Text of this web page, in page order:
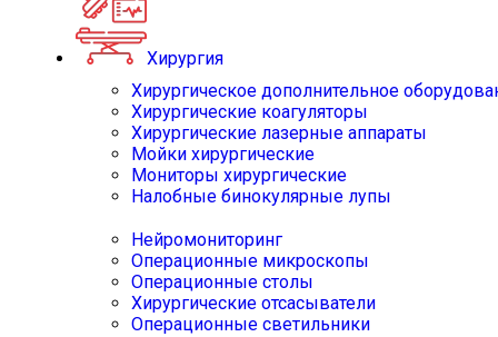
Хирургия
Хирургическое дополнительное
Хирургические коагуляторы
Хирургические лазерные аппараты
Мойки хирургические
Мониторы хирургические
Налобные бинокулярные лупы
Нейромониторинг
Операционные микроскопы
Операционные столы
Хирургические отсасыватели
Операционные светильники